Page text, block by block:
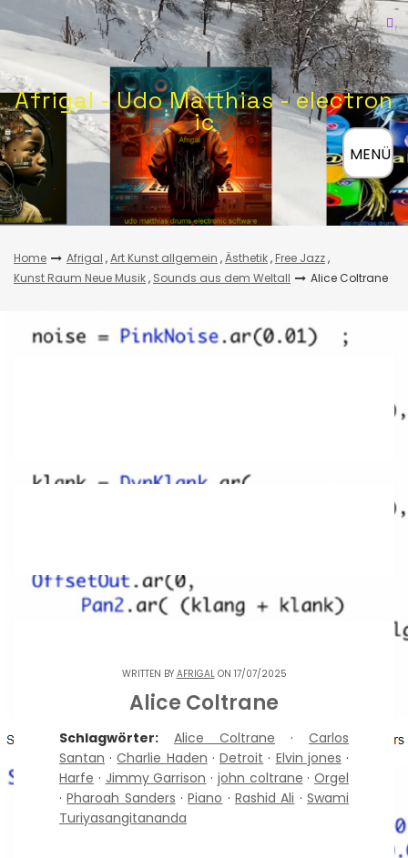
to
content
Afrigal - Udo Matthias - electron
ic
Home Afrigal ,Art Kunst allgemein ,Ästhetik, Free Jazz,
Kunst Raum Neue Musik, Sounds aus dem Weltall Alice Coltrane
≡
WRITTEN BY AFRIGALON 17/07/2025
Alice Coltrane
Schlagwörter: Alice Coltrane · Carlos
Santan ·Charlie Haden ·Detroit · Elvin jones ·
Harfe · Jimmy Garrison · john coltrane · Orgel
·Pharoah Sanders ·Piano ·Rashid Ali ·Swami
Turiyasangitananda
MENÜ